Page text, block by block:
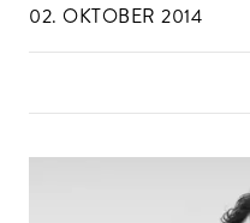
02. OKTOBER 2014